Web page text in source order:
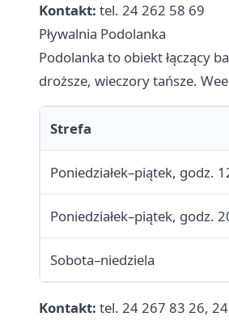
Kontakt: tel. 24 262 58 69
Pływalnia Podolanka
Podolanka to obiekt łączący
droższe, wieczory tańsze.
Strefa
Poniedziałek–piątek, godz.
Poniedziałek–piątek, godz.
Sobota–niedziela
Kontakt: tel. 24 267 83 26,